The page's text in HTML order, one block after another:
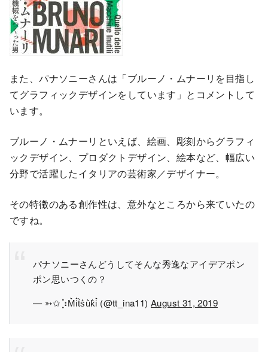
また、パナソニーさんは「ブルーノ・ムナーリを目指し
てグラフィックデザインをしています」とコメントして
います。
ブルーノ・ムナーリといえば、絵画、彫刻からグラフィ
ックデザイン、プロダクトデザイン、絵本など、幅広い
分野で活躍したイタリアの芸術家／デザイナー。
その特徴のある創作性は、意外なところから来ていたの
ですね。
パナソニーさんどうしてそんな秀逸なアイデアポン
ポン思いつくの？
— ➳✩⡱M͛i͛t͛s͛u͛k͛i͛ (@tt_ina11)August 31, 2019